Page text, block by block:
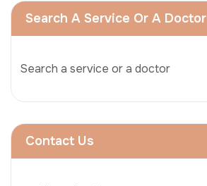
Search A Service Or A Doctor
Contact Us